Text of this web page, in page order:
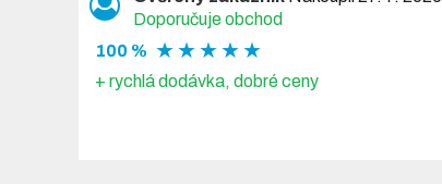
Doporučuje obchod
100 % ★ ★ ★ ★ ★
+ rychlá dodávka, dobré ceny